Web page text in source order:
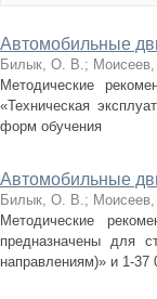
Автомобильные
Билык, О. В.;
Методические
«Техническая
форм обучения
Автомобильные
Билык, О. В.;
Методические
предназначены для
направлениям)» и 1-37